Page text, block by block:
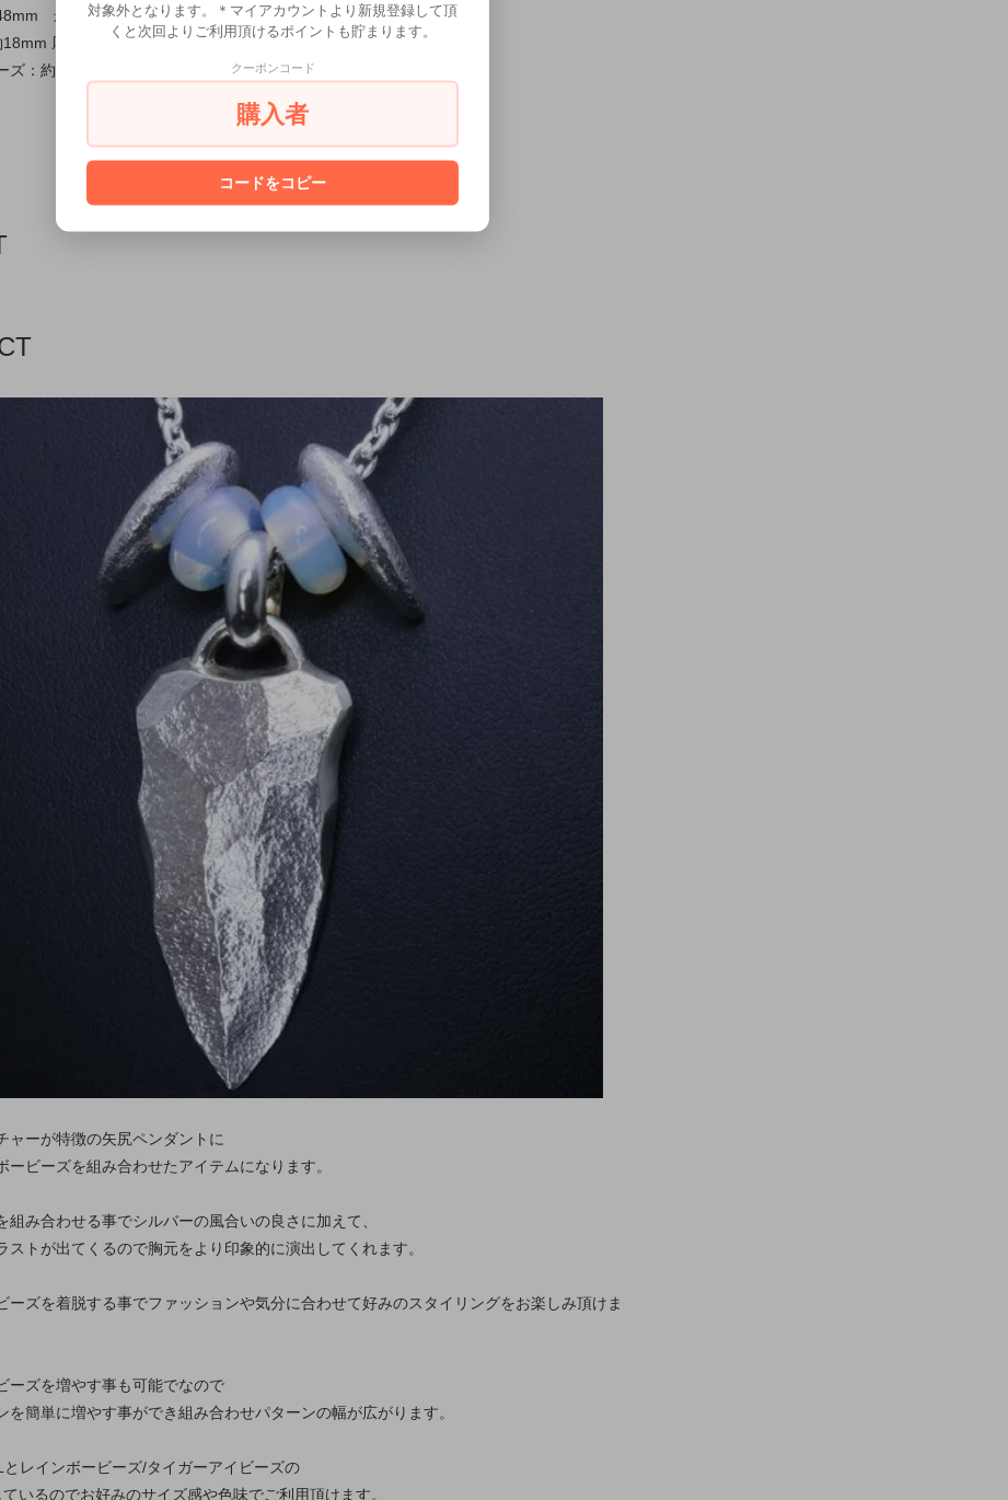
最大幅約19mm
厚み約4.5mm ×2ヶ
ズ：約10.5x4.5mm,/穴：約4mm ×2ヶ
ャーが特徴の矢尻ペンダントに
ービーズを組み合わせたアイテムになります。
組み合わせる事でシルバーの風合いの良さに加えて、
ストが出てくるので胸元をより印象的に演出してくれます。
ーズを着脱する事でファッションや気分に合わせて好みのスタイリングをお楽しみ頂けま
ーズを増やす事も可能でなので
を簡単に増やす事ができ組み合わせパターンの幅が広がります。
レインボービーズ/タイガーアイビーズの
いるのでお好みのサイズ感や色味でご利用頂けます。
対象外となります。＊マイアカウントより新規登録して頂
くと次回よりご利用頂けるポイントも貯まります。
クーポンコード
購入者
コードをコピー